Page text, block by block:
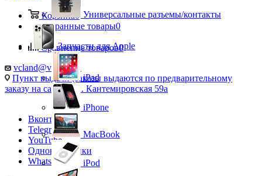
Корзина0
Избранные товары0
Сравнение товаров0
vcland@vcland.ru
Пункт выдачи (заказы выдаются по предварительному
заказу на сайте), ул. Кантемировская 59а
Вконтакте
Telegram
YouTube
Одноклассники
WhatsApp
Универсальные разъемы/контакты
Запчасти для Apple
iPad
iPhone
MacBook
iPod